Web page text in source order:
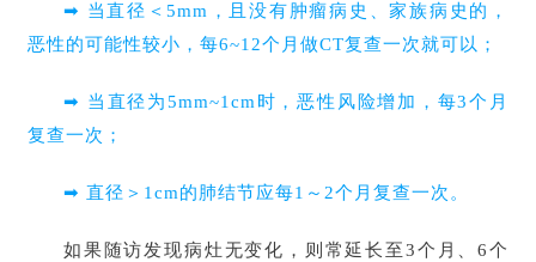
➡ 当直径＜5mm，且没有肿瘤病史、家族病史的，
恶性的可能性较小，每6~12个月做CT复查一次就可以；
➡ 当直径为5mm~1cm时，恶性风险增加，每3个月
复查一次；
➡ 直径＞1cm的肺结节应每1～2个月复查一次。
如果随访发现病灶无变化，则常延长至3个月、6个